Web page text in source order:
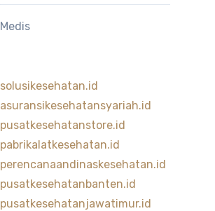
Medis
solusikesehatan.id
asuransikesehatansyariah.id
pusatkesehatanstore.id
pabrikalatkesehatan.id
perencanaandinaskesehatan.id
pusatkesehatanbanten.id
pusatkesehatanjawatimur.id